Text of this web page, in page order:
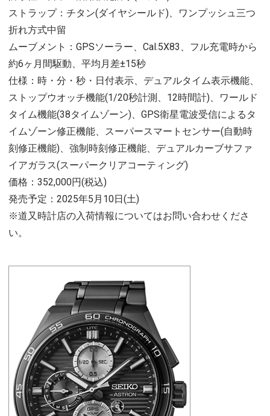
ストラップ：チタン(ダイヤシールド)、ワンプッシュ三つ
折れ方式中留
ムーブメント：GPSソーラー、Cal.5X83、フル充電時から
約6ヶ月間駆動、平均月差±15秒
仕様：時・分・秒・日付表示、デュアルタイム表示機能、
ストップウオッチ機能(1/20秒計測、12時間計)、ワールド
タイム機能(38タイムゾーン)、GPS衛星電波受信によるタ
イムゾーン修正機能、スーパースマートセンサー(自動時
刻修正機能)、強制時刻修正機能、デュアルカーブサファ
イアガラス(スーパークリアコーティング)
価格：352,000円(税込)
発売予定：2025年5月10日(土)
※道又時計店の入荷情報についてはお問い合わせくださ
い。